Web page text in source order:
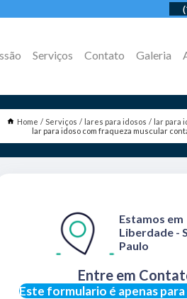
Serviços Contato Galeria
Home Serviços lares para idosos
lar para
lar para idoso com fraqueza muscular
Este formulario é apenas
Entre em
Estamos em
Liberdade -
Paulo